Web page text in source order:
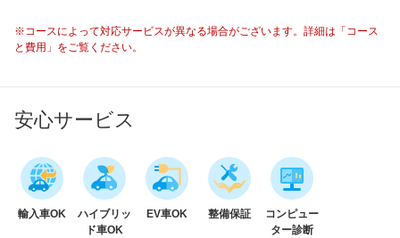
※コースによって対応サービスが異なる場合がございます。詳細は「コース
と費用」をご覧ください。
安心サービス
輸入車OK
ハイブリッ
ド車OK
EV車OK 整備保証
コンピュー
ター診断